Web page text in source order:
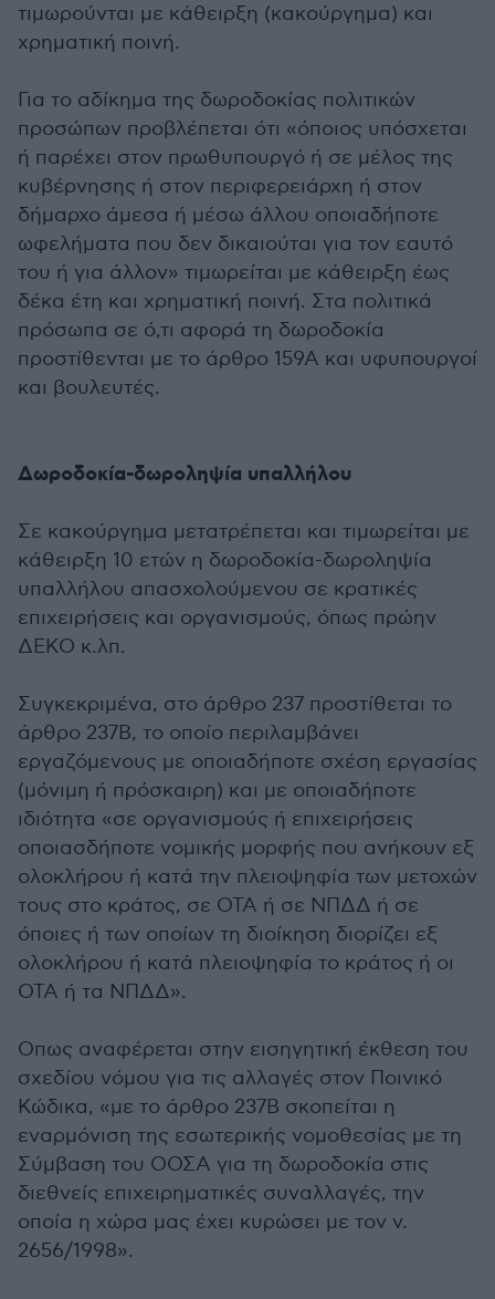
τιμωρούνται με κάθειρξη (κακούργημα) και
χρηματική ποινή.
Για το αδίκημα της δωροδοκίας πολιτικών
προσώπων προβλέπεται ότι «όποιος υπόσχεται
ή παρέχει στον πρωθυπουργό ή σε μέλος της
κυβέρνησης ή στον περιφερειάρχη ή στον
δήμαρχο άμεσα ή μέσω άλλου οποιαδήποτε
ωφελήματα που δεν δικαιούται για τον εαυτό
του ή για άλλον» τιμωρείται με κάθειρξη έως
δέκα έτη και χρηματική ποινή. Στα πολιτικά
πρόσωπα σε ό,τι αφορά τη δωροδοκία
προστίθενται με το άρθρο 159Α και υφυπουργοί
και βουλευτές.
Δωροδοκία-δωροληψία υπαλλήλου
Σε κακούργημα μετατρέπεται και τιμωρείται με
κάθειρξη 10 ετών η δωροδοκία-δωροληψία
υπαλλήλου απασχολούμενου σε κρατικές
επιχειρήσεις και οργανισμούς, όπως πρώην
ΔΕΚΟ κ.λπ.
Συγκεκριμένα, στο άρθρο 237 προστίθεται το
άρθρο 237Β, το οποίο περιλαμβάνει
εργαζόμενους με οποιαδήποτε σχέση εργασίας
(μόνιμη ή πρόσκαιρη) και με οποιαδήποτε
ιδιότητα «σε οργανισμούς ή επιχειρήσεις
οποιασδήποτε νομικής μορφής που ανήκουν εξ
ολοκλήρου ή κατά την πλειοψηφία των μετοχών
τους στο κράτος, σε ΟΤΑ ή σε ΝΠΔΔ ή σε
όποιες ή των οποίων τη διοίκηση διορίζει εξ
ολοκλήρου ή κατά πλειοψηφία το κράτος ή οι
ΟΤΑ ή τα ΝΠΔΔ».
Οπως αναφέρεται στην εισηγητική έκθεση του
σχεδίου νόμου για τις αλλαγές στον Ποινικό
Κώδικα, «με το άρθρο 237Β σκοπείται η
εναρμόνιση της εσωτερικής νομοθεσίας με τη
Σύμβαση του ΟΟΣΑ για τη δωροδοκία στις
διεθνείς επιχειρηματικές συναλλαγές, την
οποία η χώρα μας έχει κυρώσει με τον ν.
2656/1998».